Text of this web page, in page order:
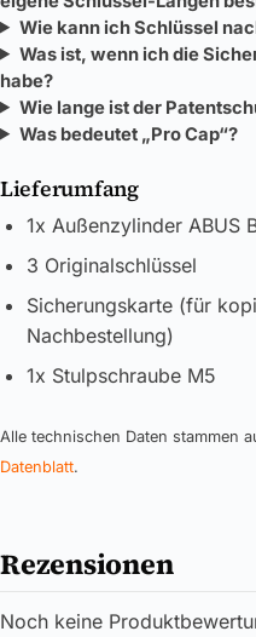
Wie kann ich Schlüssel
Was ist, wenn ich die
habe?
Wie lange ist der
Was bedeutet „Pro Cap“?
Lieferumfang
1x Außenzylinder ABUS
3 Originalschlüssel
Sicherungskarte (für
Nachbestellung)
1x Stulpschraube M5
Alle technischen Daten stammen
Datenblatt.
Rezensionen
Noch keine